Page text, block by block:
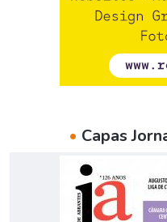
• Capas